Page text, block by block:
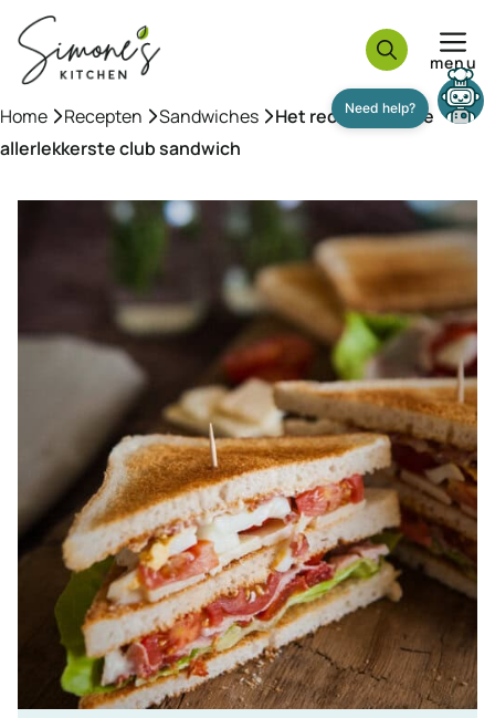
naar
inhoud
menu
Home »Recepten »Sandwiches »Het recept voor de
allerlekkerste club sandwich
Need help?